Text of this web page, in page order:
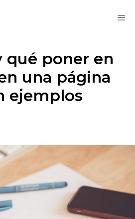
qué poner en
una página
ejemplos